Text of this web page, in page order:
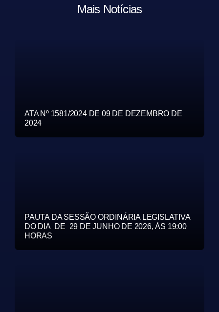
Mais Notícias
ATA Nº 1581/2024 DE 09 DE DEZEMBRO DE
2024
PAUTA DA SESSÃO ORDINÁRIA LEGISLATIVA
DO DIA DE 29 DE JUNHO DE 2026, ÀS 19:00
HORAS